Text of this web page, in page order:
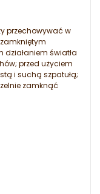
przechowywać w
światła
przed użyciem
i suchą szpatułą;
zamknąć